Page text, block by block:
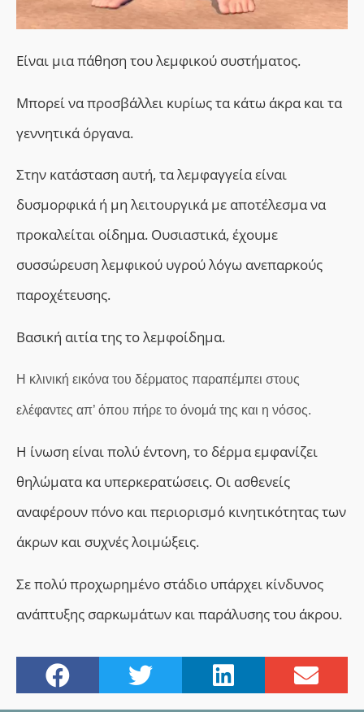
Είναι μια πάθηση του λεμφικού συστήματος.
Μπορεί να προσβάλλει κυρίως τα κάτω άκρα και τα
γεννητικά όργανα.
Στην κατάσταση αυτή, τα λεμφαγγεία είναι
δυσμορφικά ή μη λειτουργικά με αποτέλεσμα να
προκαλείται οίδημα. Ουσιαστικά, έχουμε
συσσώρευση λεμφικού υγρού λόγω ανεπαρκούς
παροχέτευσης.
Βασική αιτία της το λεμφοίδημα.
Η κλινική εικόνα του δέρματος παραπέμπει στους
ελέφαντες απ’ όπου πήρε το όνομά της και η νόσος.
Η ίνωση είναι πολύ έντονη, το δέρμα εμφανίζει
θηλώματα κα υπερκερατώσεις. Οι ασθενείς
αναφέρουν πόνο και περιορισμό κινητικότητας των
άκρων και συχνές λοιμώξεις.
Σε πολύ προχωρημένο στάδιο υπάρχει κίνδυνος
ανάπτυξης σαρκωμάτων και παράλυσης του άκρου.